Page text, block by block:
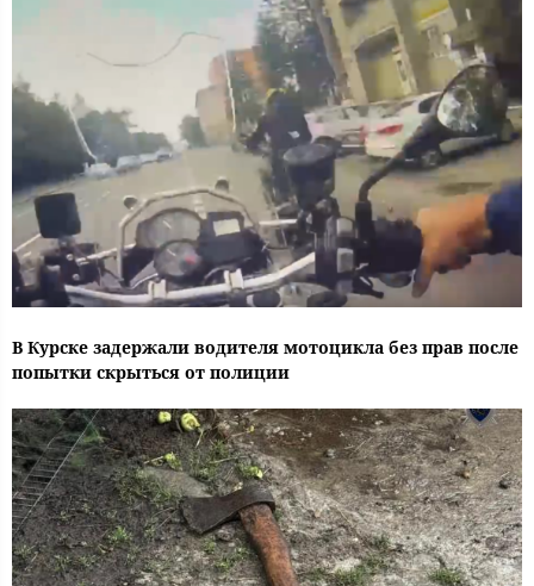
В Курске задержали водителя мотоцикла без прав после
попытки скрыться от полиции